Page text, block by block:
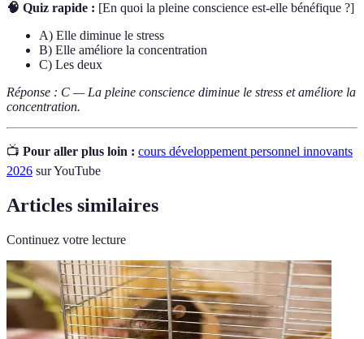
🧠 Quiz rapide : [En quoi la pleine conscience est-elle bénéfique ?]
A) Elle diminue le stress
B) Elle améliore la concentration
C) Les deux
Réponse : C — La pleine conscience diminue le stress et améliore la
concentration.
📺 Pour aller plus loin : cours développement personnel innovants
2026 sur YouTube
Articles similaires
Continuez votre lecture